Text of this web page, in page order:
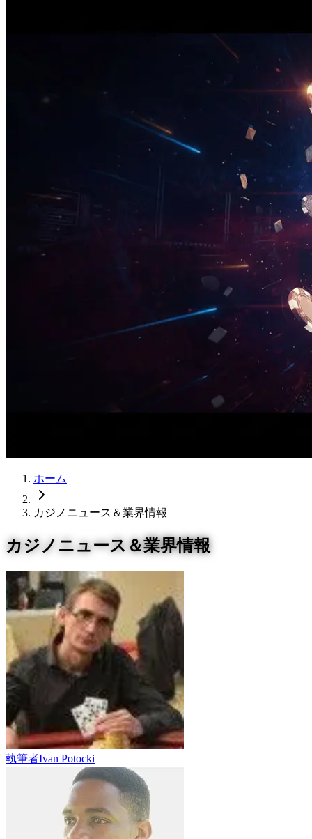
ホーム
カジノニュース＆業界情報
カジノニュース＆業界情報
執筆者Ivan Potocki